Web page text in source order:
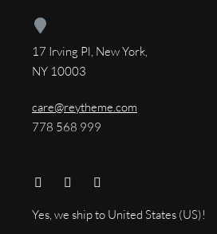
17 Irving Pl, New York,
NY 10003
care@reytheme.com
778 568 999
Yes, we ship to United States (US)!